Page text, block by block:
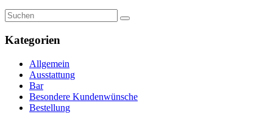
Kategorien
Allgemein
Ausstattung
Bar
Besondere Kundenwünsche
Bestellung